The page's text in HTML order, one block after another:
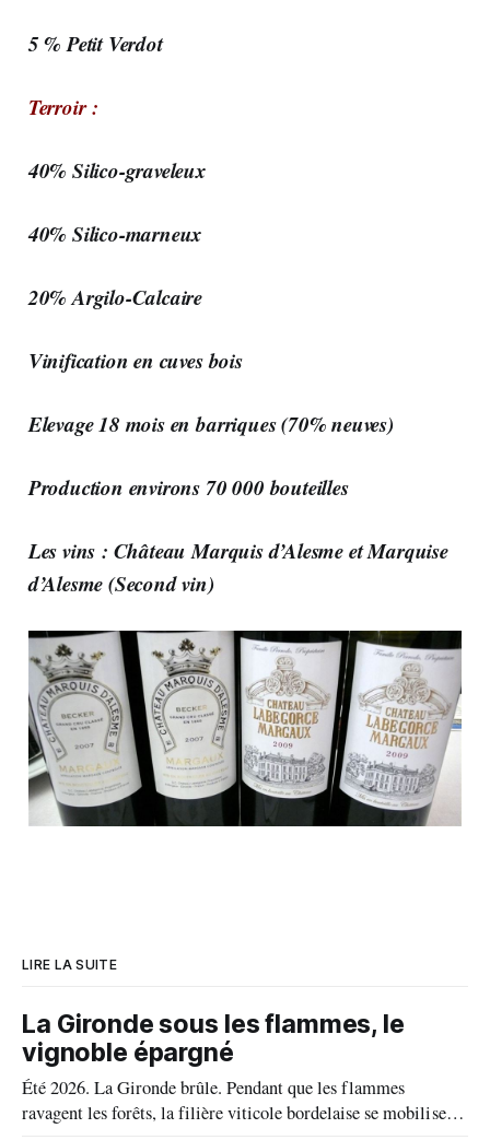
5 % Petit Verdot
Terroir :
40% Silico-graveleux
40% Silico-marneux
20% Argilo-Calcaire
Vinification en cuves bois
Elevage 18 mois en barriques (70% neuves)
Production environs 70 000 bouteilles
Les vins : Château Marquis d’Alesme et Marquise
d’Alesme (Second vin)
LIRE LA SUITE
La Gironde sous les flammes, le
vignoble épargné
Été 2026. La Gironde brûle. Pendant que les flammes
ravagent les forêts, la filière viticole bordelaise se mobilise,